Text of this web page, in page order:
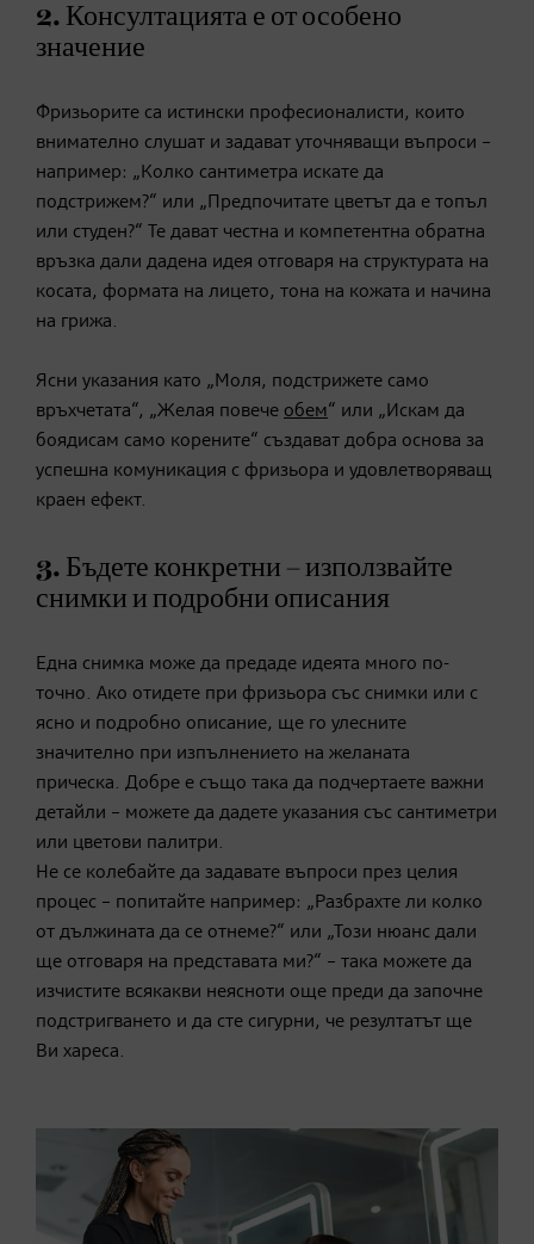
2. Консултацията е от особено
значение
Фризьорите са истински професионалисти, които
внимателно слушат и задават уточняващи въпроси –
например: „Колко сантиметра искате да
подстрижем?“ или „Предпочитате цветът да е топъл
или студен?“ Те дават честна и компетентна обратна
връзка дали дадена идея отговаря на структурата на
косата, формата на лицето, тона на кожата и начина
на грижа.
Ясни указания като „Моля, подстрижете само
връхчетата“, „Желая повече обем“ или „Искам да
боядисам само корените“ създават добра основа за
успешна комуникация с фризьора и удовлетворяващ
краен ефект.
3. Бъдете конкретни – използвайте
снимки и подробни описания
Една снимка може да предаде идеята много по-
точно. Ако отидете при фризьора със снимки или с
ясно и подробно описание, ще го улесните
значително при изпълнението на желаната
прическа. Добре е също така да подчертаете важни
детайли – можете да дадете указания със сантиметри
или цветови палитри.
Не се колебайте да задавате въпроси през целия
процес – попитайте например: „Разбрахте ли колко
от дължината да се отнеме?“ или „Този нюанс дали
ще отговаря на представата ми?“ – така можете да
изчистите всякакви неясноти още преди да започне
подстригването и да сте сигурни, че резултатът ще
Ви хареса.